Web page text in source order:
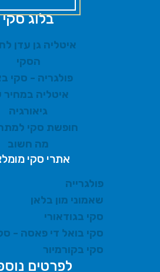
בלוג סקי
איטליה גן עדן
הסקי
פולגריה - סקי
איטליה במחיר
גיאורגיה
חופשת סקי
מה חשוב
אתרי סקי
פולגרייה
שאמוני מון בלאן
סקי בגודאורי
סקי בואל די פאסה -
סקי בקורמיור
לפרטים